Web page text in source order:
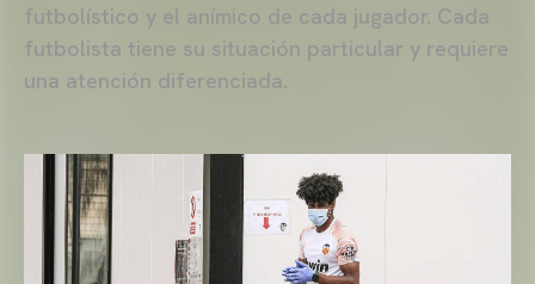
futbolístico y el anímico de cada jugador. Cada
futbolista tiene su situación particular y requiere
una atención diferenciada.